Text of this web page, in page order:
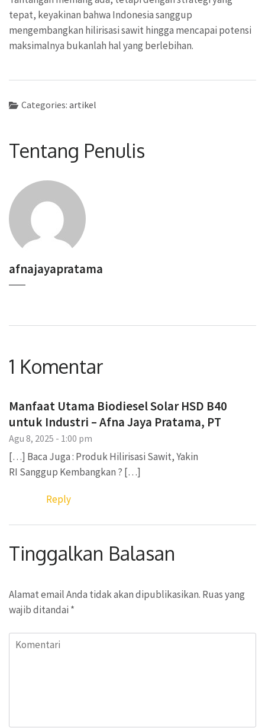
tepat, keyakinan bahwa Indonesia sanggup
mengembangkan hilirisasi sawit hingga mencapai potensi
maksimalnya bukanlah hal yang berlebihan.
Categories: artikel
Tentang Penulis
afnajayapratama
1 Komentar
Manfaat Utama Biodiesel Solar HSD B40
untuk Industri – Afna Jaya Pratama, PT
Agu 8, 2025 - 1:00 pm
[…] Baca Juga : Produk Hilirisasi Sawit, Yakin
RI Sanggup Kembangkan ? […]
Reply
Tinggalkan Balasan
Alamat email Anda tidak akan dipublikasikan. Ruas yang
wajib ditandai *
Komentari